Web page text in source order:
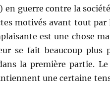
en guerre contre la
motivés avant tout par
est une chose
se fait beaucoup plus
la première partie.
une certaine